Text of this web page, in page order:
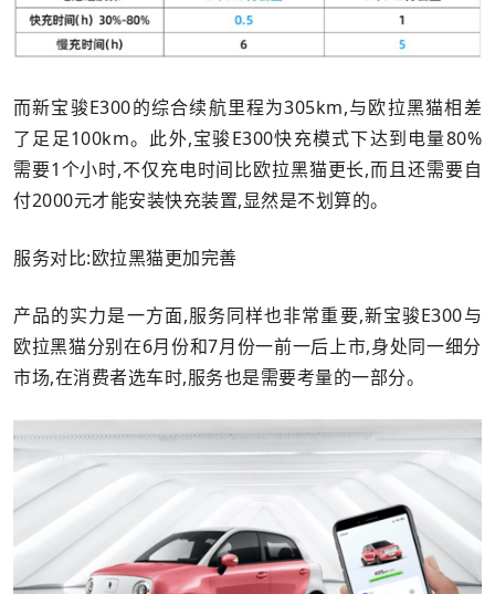
而新宝骏E300的综合续航里程为305km,与欧拉黑猫相差
了足足100km。此外,宝骏E300快充模式下达到电量80%
需要1个小时,不仅充电时间比欧拉黑猫更长,而且还需要自
付2000元才能安装快充装置,显然是不划算的。
服务对比:欧拉黑猫更加完善
产品的实力是一方面,服务同样也非常重要,新宝骏E300与
欧拉黑猫分别在6月份和7月份一前一后上市,身处同一细分
市场,在消费者选车时,服务也是需要考量的一部分。